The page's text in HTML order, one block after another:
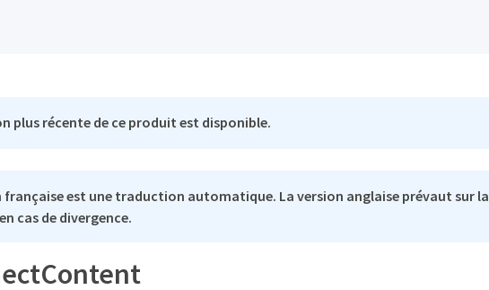
plus récente de ce produit est disponible.
française est une traduction automatique. La version anglaise prévaut sur la
cas de divergence.